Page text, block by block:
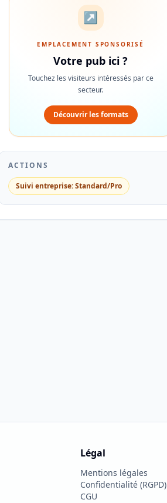
↗
EMPLACEMENT SPONSORISÉ
Votre pub ici ?
Touchez les visiteurs intéressés par ce
secteur.
Découvrir les formats
ACTIONS
Suivi entreprise: Standard/Pro
Légal
Mentions légales
Confidentialité (RGPD)
CGU